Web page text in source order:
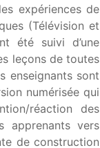
expériences de
(Télévision et
été suivi d’une
leçons de toutes
enseignants sont
numérisée qui
réaction des
apprenants vers
de construction